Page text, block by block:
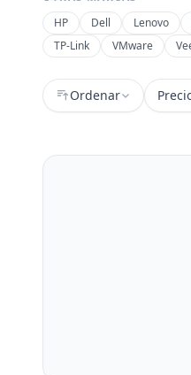
HP
Dell Lenovo
TP-Link
VMware
Ordenar